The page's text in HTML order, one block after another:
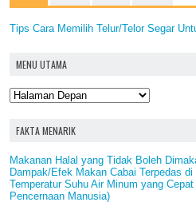
Tips Cara Memilih Telur/Telor Segar
MENU UTAMA
FAKTA MENARIK
Makanan Halal yang Tidak Boleh
Dampak/Efek Makan Cabai Terpedas
Temperatur Suhu Air Minum yang
Pencernaan Manusia)